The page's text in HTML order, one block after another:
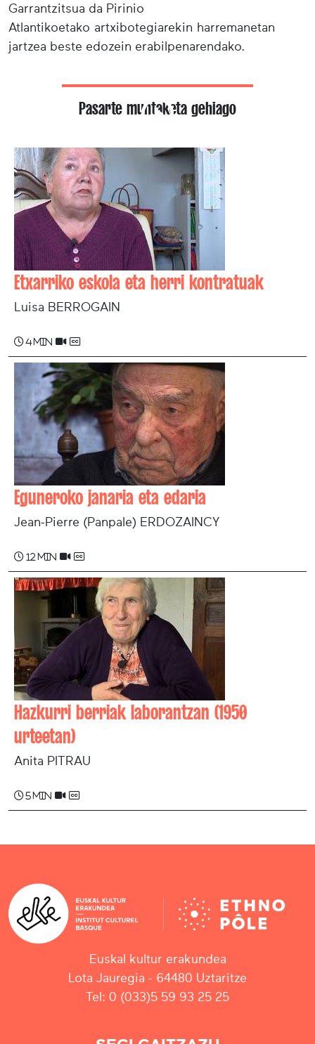
Garrantzitsua da Pirinio
Atlantikoetako artxibotegiarekin harremanetan
jartzea beste edozein erabilpenarendako.
Pasarte muntaketa gehiago
Etxarriko eskola eta herri kontratuak
Luisa BERROGAIN
4 min
Eguneroko janaria eta edaria
Jean-Pierre (Panpale) ERDOZAINCY
12 min
Hazkurri berriak laborantzan (1950
urteetan)
Anita PITRAU
5 min
Euskal kultur erakundea
Lota Jauregia - 64480 Uztaritze
Tel: 0 (033)5 59 93 25 25